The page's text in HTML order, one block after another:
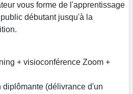
vous forme de l'apprentissage
débutant jusqu'à la
+ visioconférence Zoom +
diplômante (délivrance d'un